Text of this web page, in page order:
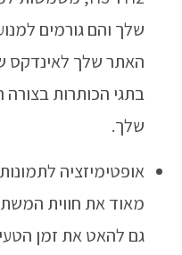
שלך והם גורמים
האתר שלך לאינדקס
בתגי הכותרות בצורה
שלך.
אופטימיזציה
מאוד את חווית
גם להאט את זמן